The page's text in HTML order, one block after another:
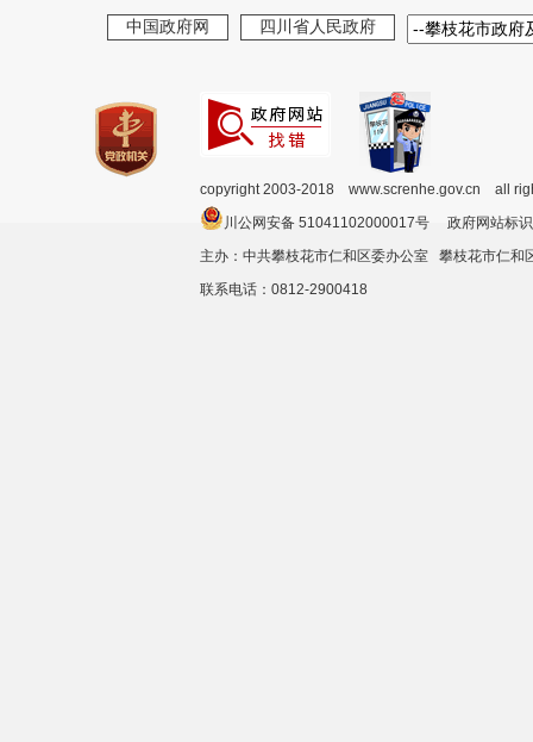
中国政府网 四川省人民政府
copyright 2003-2018 www.screnhe.gov.cn all
川公网安备 51041102000017号 政府网站
主办：中共攀枝花市仁和区委办公室 攀枝花市仁
联系电话：0812-2900418